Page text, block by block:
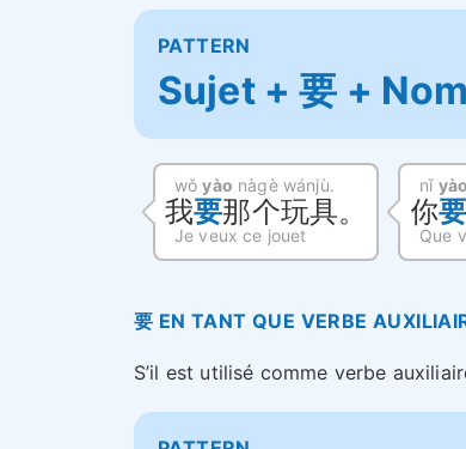
PATTERN
Sujet + 要 + Nom
wǒyào nàgè wánjù.
我要那个玩具。
Je veux ce jouet
nǐ yào
你要
Que
要 EN TANT QUE VERBE
S’il est utilisé comme verbe